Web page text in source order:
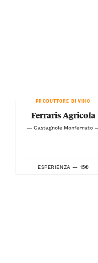
PRODUTTORE DI VINO
Ferraris Agricola
— Castagnole Monferrato
ESPERIENZA — 15€